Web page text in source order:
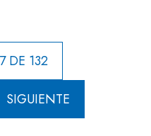
DE 132
SIGUIENTE